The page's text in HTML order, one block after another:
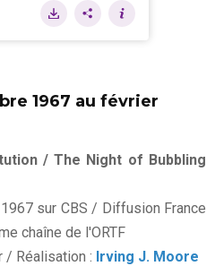
1967 au février
/ The Night of Bubbling
sur CBS / Diffusion France
chaîne de l'ORTF
/ Réalisation : Irving J. Moore